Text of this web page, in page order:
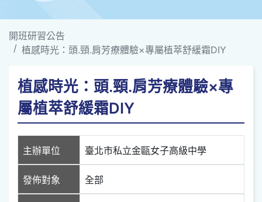
開班研習公告
植感時光：頭.頸.肩芳療體驗×專屬植萃舒緩霜DIY
植感時光：頭.頸.肩芳療體驗×專
屬植萃舒緩霜DIY
主辦單位 臺北市私立金甌女子高級中學
發佈對象 全部